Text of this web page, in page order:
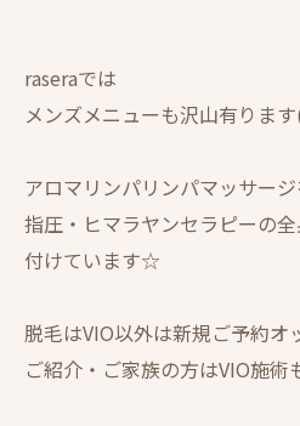
raseraでは
メンズメニューも沢山有りま
アロマリンパリンパマッサー
指圧・ヒマラヤンセラピーの
付けています☆
脱毛はVIO以外は新規ご予約オ
ご紹介・ご家族の方はVIO施術